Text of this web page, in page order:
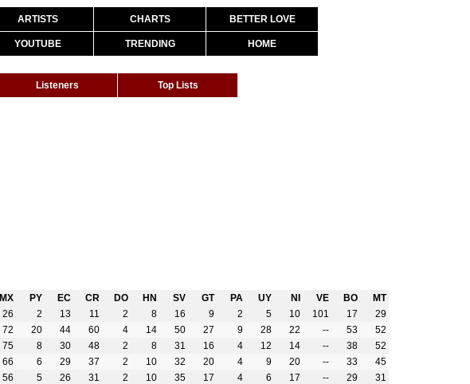
ARTISTS CHARTS BETTER LOVE
YOUTUBE TRENDING HOME
Listeners Top Lists
MX PY EC CR DO HN SV GT PA UY NI VE BO
MT
26 2 13 11 2 8 16 9 2 5 10 101 17
29
72 20 44 60 4 14 50 27 9 28 22 -- 53
52
75 8 30 48 2 8 31 16 4 12 14 -- 38
52
66 6 29 37 2 10 32 20 4 9 20 -- 33
45
56 5 26 31 2 10 35 17 4 6 17 -- 29
31